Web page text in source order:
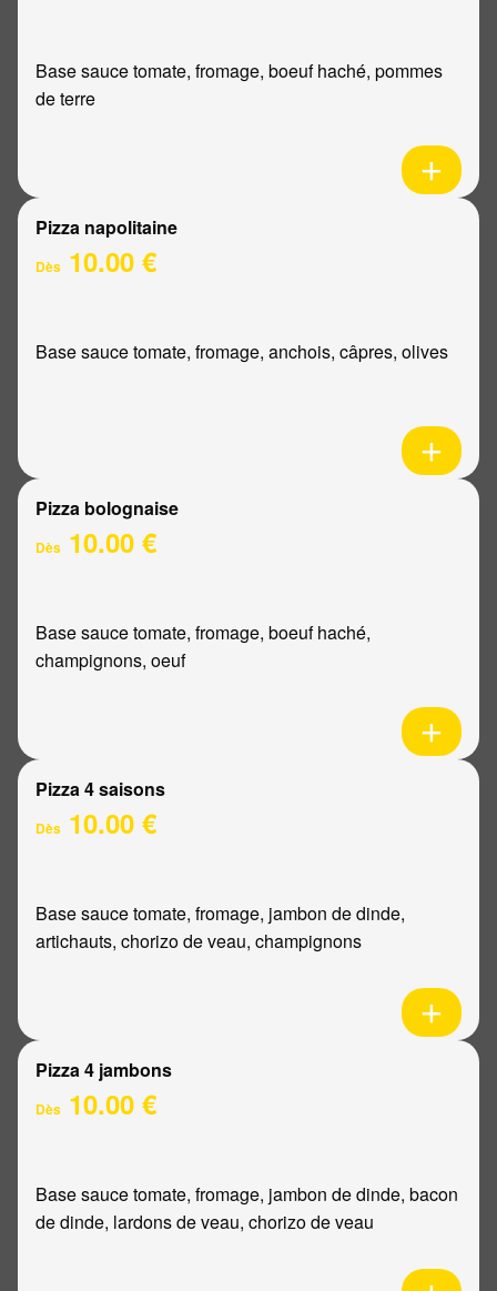
Base sauce tomate, fromage, boeuf haché, pommes
de terre
Pizza napolitaine
Dès 10.00 €
Base sauce tomate, fromage, anchois, câpres, olives
Pizza bolognaise
Dès 10.00 €
Base sauce tomate, fromage, boeuf haché,
champignons, oeuf
Pizza 4 saisons
Dès 10.00 €
Base sauce tomate, fromage, jambon de dinde,
artichauts, chorizo de veau, champignons
Pizza 4 jambons
Dès 10.00 €
Base sauce tomate, fromage, jambon de dinde, bacon
de dinde, lardons de veau, chorizo de veau